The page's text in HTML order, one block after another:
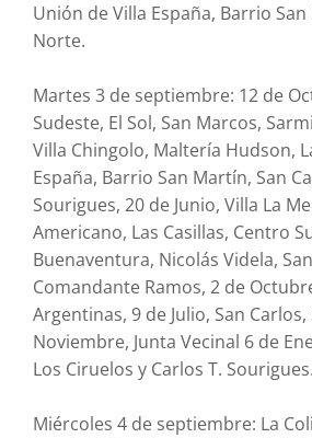
Unión de Villa España, Barrio
Norte.
Martes 3 de septiembre: 12 de
Sudeste, El Sol, San Marcos,
Villa Chingolo, Maltería Hudson,
España, Barrio San Martín, San
Sourigues, 20 de Junio, Villa La
Americano, Las Casillas, Centro
Buenaventura, Nicolás Videla,
Comandante Ramos, 2 de
Argentinas, 9 de Julio, San
Noviembre, Junta Vecinal 6 de
Los Ciruelos y Carlos T. Sourigues.
Miércoles 4 de septiembre: La